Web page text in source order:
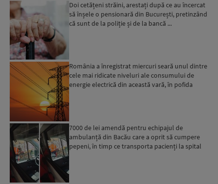
Doi cetățeni străini, arestați după ce au încercat
să înșele o pensionară din București, pretinzând
că sunt de la poliție și de la bancă ...
România a înregistrat miercuri seară unul dintre
cele mai ridicate niveluri ale consumului de
energie electrică din această vară, în pofida
7000 de lei amendă pentru echipajul de
ambulanță din Bacău care a oprit să cumpere
pepeni, în timp ce transporta pacienți la spital